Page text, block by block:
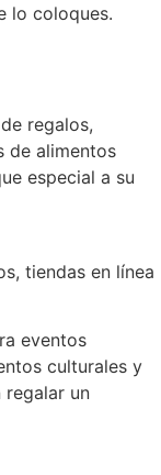
lo coloques.
regalos,
de alimentos
especial a su
tiendas en línea
eventos
culturales y
un